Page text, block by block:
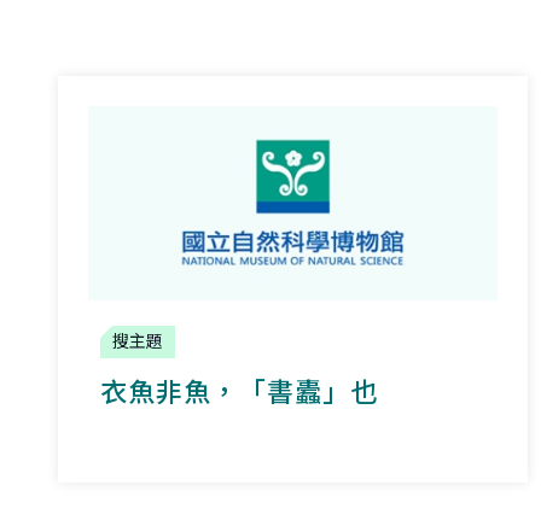
搜主題
衣魚非魚，「書蠹」也